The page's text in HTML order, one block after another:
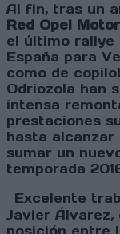
Al fin, tras un
Red Opel
el último rallye
España para
como de
Odriozola han
intensa
prestaciones
hasta alcanzar
sumar un
temporada
Excelente
Javier Álvarez,